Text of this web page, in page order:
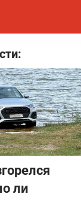
ли